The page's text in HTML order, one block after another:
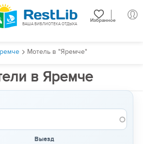
Избранное
ВАША БИБЛИОТЕКА ОТДЫХА
Мотель в "Яремче"
в Яремче
Выезд